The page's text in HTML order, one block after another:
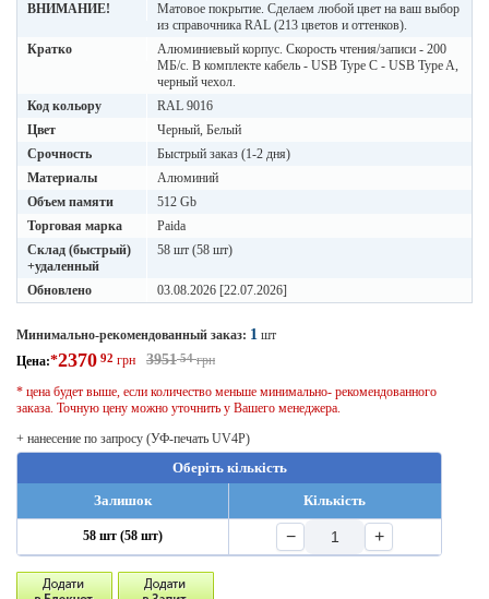
ВНИМАНИЕ!
Матовое покрытие. Сделаем любой цвет на ваш выбор
из справочника RAL (213 цветов и оттенков).
Кратко
Алюминиевый корпус. Скорость чтения/записи - 200
МБ/с. В комплекте кабель - USB Type C - USB Type A,
черный чехол.
Код кольору
RAL 9016
Цвет
Черный, Белый
Срочность
Быстрый заказ (1-2 дня)
Материалы
Алюминий
Объем памяти
512 Gb
Торговая марка
Paida
Склад (быстрый)
+удаленный
58 шт (58 шт)
Обновлено 03.08.2026 [22.07.2026]
Минимально-рекомендованный заказ: 1 шт
Цена:*2370 92 грн 395154грн
* цена будет выше, если количество меньше минимально- рекомендованного
заказа. Точную цену можно уточнить у Вашего менеджера.
+ нанесение по запросу (УФ-печать UV4P)
Оберіть кількість
Залишок
Кількість
58 шт (58 шт) − +